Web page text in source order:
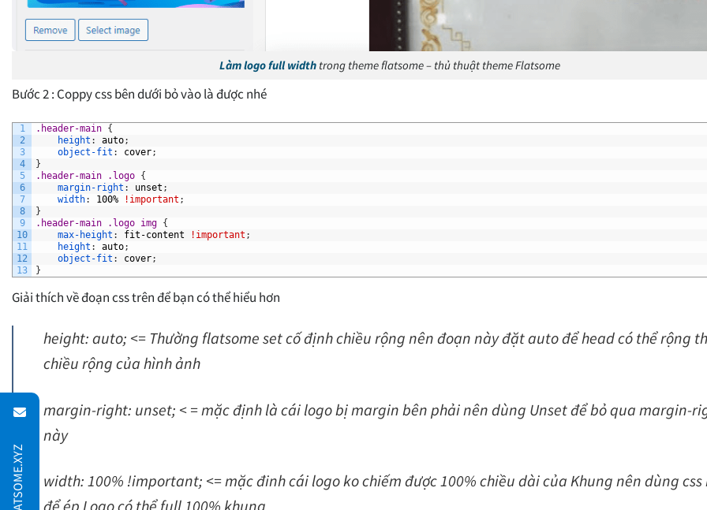
Làm logo full widthtrong theme flatsome – thủ thuật theme Flatsome
Bước 2 : Coppy css bên dưới bỏ vào là được nhé
1
2
3
4
5
6
7
8
9
10
11
12
13
.header-main {
height : auto;
object-fit : cover;
}
.header-main .logo {
margin-right : unset ;
width: 100% !important ;
}
.header-main .logo img {
max-height : fit-content !important ;
height : auto;
object-fit : cover;
}
Giải thích về đoạn css trên để bạn có thể hiểu hơn
height: auto; <= Thường flatsome set cố định chiều rộng nên đoạn này đặt auto để head có thể rộng
chiều rộng của hình ảnh
margin-right: unset; < = mặc định là cái logo bị margin bên phải nên dùng Unset để bỏ qua margin-
này
width: 100% !important; <= mặc đinh cái logo ko chiếm được 100% chiều dài của Khung nên dùng css